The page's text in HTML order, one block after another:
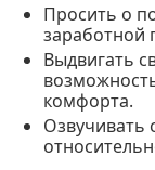
Просить о
заработной
Выдвигать
комфорта.
Озвучивать